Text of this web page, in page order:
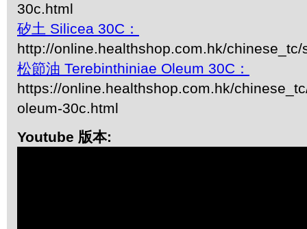
30c.html
矽土 Silicea 30C：
http://online.healthshop.com.hk/
松節油 Terebinthiniae Oleum 30C：
https://online.healthshop.com.hk/
oleum-30c.html
Youtube 版本: